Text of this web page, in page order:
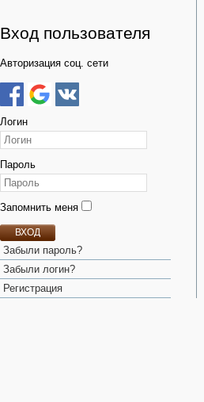
Вход пользователя
Авторизация соц. сети
Логин
Пароль
Запомнить меня
ВХОД
Забыли пароль?
Забыли логин?
Регистрация